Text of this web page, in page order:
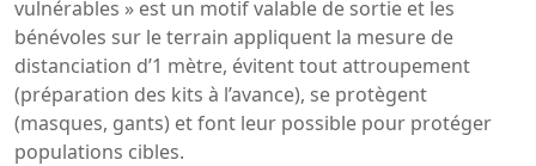
vulnérables » est un motif valable de sortie et les
bénévoles sur le terrain appliquent la mesure de
distanciation d’1 mètre, évitent tout attroupement
(préparation des kits à l’avance), se protègent
(masques, gants) et font leur possible pour protéger
populations cibles.